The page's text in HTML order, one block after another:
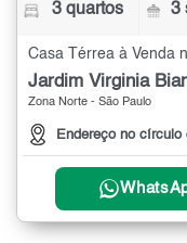
3 quartos 3
Jardim Virginia
Zona Norte - São Paulo
Endereço no círculo